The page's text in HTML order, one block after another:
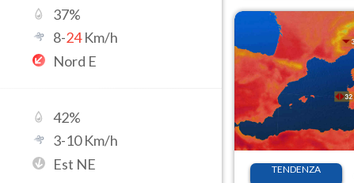
37%
8-24Km/h
Nord E
42%
3-10Km/h
Est NE
anche al Nord.
TENDENZA